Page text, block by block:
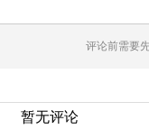
评论前需要
暂无评论